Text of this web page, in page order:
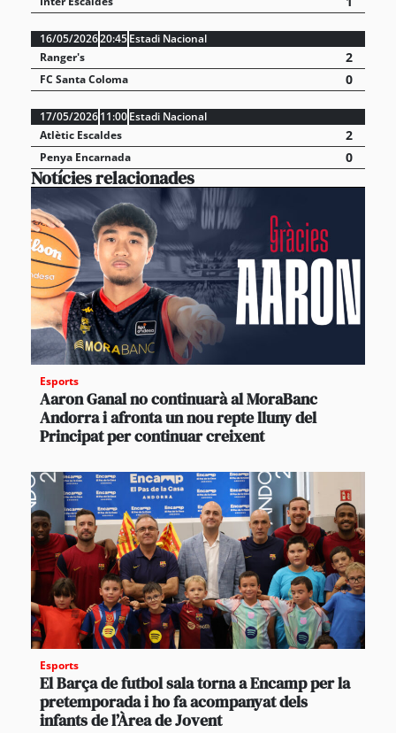
16/05/202620:45Estadi Nacional
Ranger's
2
FC Santa Coloma 0
17/05/202611:00Estadi Nacional
Atlètic Escaldes
2
Penya Encarnada 0
Notícies relacionades
Esports
Aaron Ganal no continuarà al MoraBanc
Andorra i afronta un nou repte lluny del
Principat per continuar creixent
Esports
El Barça de futbol sala torna a Encamp per la
pretemporada i ho fa acompanyat dels
infants de l’Àrea de Jovent